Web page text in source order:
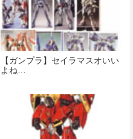
【ガンプラ】セイラマスオいい
よね…